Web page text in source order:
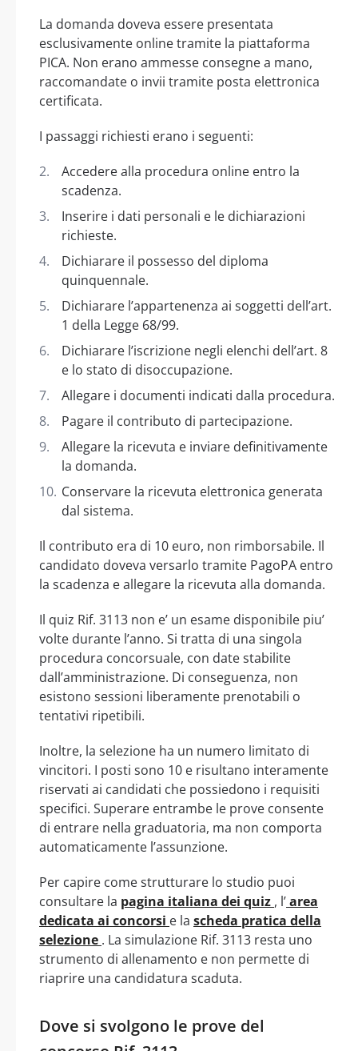
La domanda doveva essere presentata
esclusivamente online tramite la piattaforma
PICA. Non erano ammesse consegne a mano,
raccomandate o invii tramite posta elettronica
certificata.
I passaggi richiesti erano i seguenti:
Accedere alla procedura online entro la
scadenza.
Inserire i dati personali e le dichiarazioni
richieste.
Dichiarare il possesso del diploma
quinquennale.
Dichiarare l’appartenenza ai soggetti dell’art.
1 della Legge 68/99.
Dichiarare l’iscrizione negli elenchi dell’art. 8
e lo stato di disoccupazione.
Allegare i documenti indicati dalla procedura.
Pagare il contributo di partecipazione.
Allegare la ricevuta e inviare definitivamente
la domanda.
Conservare la ricevuta elettronica generata
dal sistema.
Il contributo era di 10 euro, non rimborsabile. Il
candidato doveva versarlo tramite PagoPA entro
la scadenza e allegare la ricevuta alla domanda.
Il quiz Rif. 3113 non e’ un esame disponibile piu’
volte durante l’anno. Si tratta di una singola
procedura concorsuale, con date stabilite
dall’amministrazione. Di conseguenza, non
esistono sessioni liberamente prenotabili o
tentativi ripetibili.
Inoltre, la selezione ha un numero limitato di
vincitori. I posti sono 10 e risultano interamente
riservati ai candidati che possiedono i requisiti
specifici. Superare entrambe le prove consente
di entrare nella graduatoria, ma non comporta
automaticamente l’assunzione.
Per capire come strutturare lo studio puoi
consultare la pagina italiana dei quiz , l’area
dedicata ai concorsi e la scheda pratica della
selezione . La simulazione Rif. 3113 resta uno
strumento di allenamento e non permette di
riaprire una candidatura scaduta.
Dove si svolgono le prove del